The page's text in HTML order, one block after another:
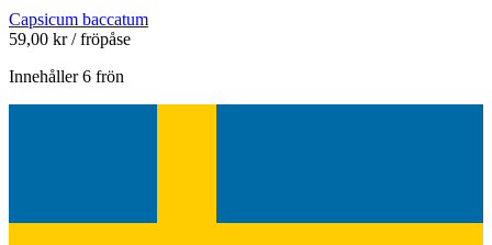
Capsicum baccatum
59,00 kr / fröpåse
Innehåller 6 frön